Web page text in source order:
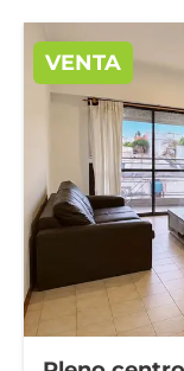
VENTA